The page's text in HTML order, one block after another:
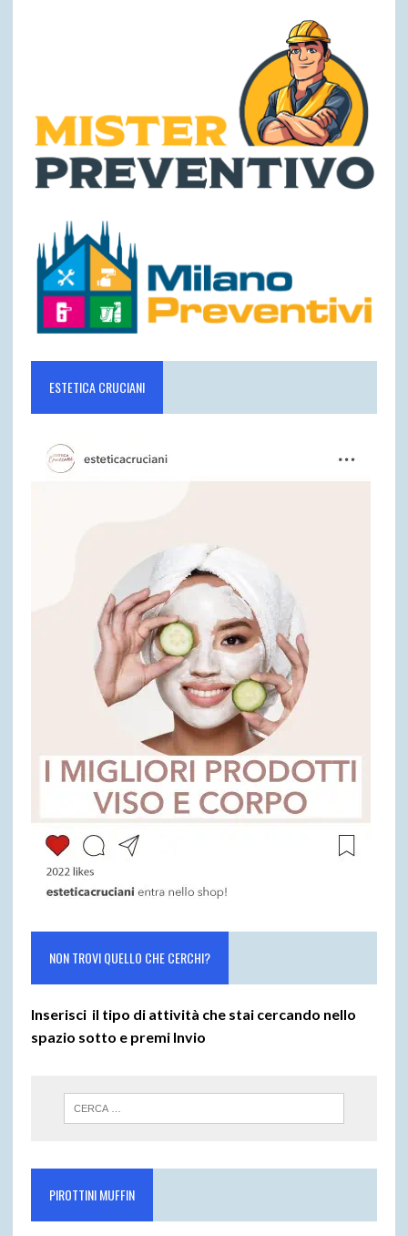
ESTETICA CRUCIANI
NON TROVI QUELLO CHE CERCHI?
Inserisci il tipo di attività che stai cercando nello
spazio sotto e premi Invio
PIROTTINI MUFFIN